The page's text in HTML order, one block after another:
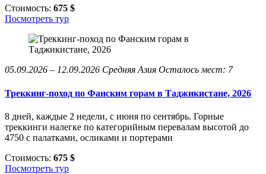
Стоимость: 675 $
Посмотреть тур
05.09.2026 – 12.09.2026 Средняя Азия Осталось мест: 7
Треккинг-поход по Фанским горам в Таджикистане, 2026
8 дней, каждые 2 недели, с июня по сентябрь. Горные
треккинги налегке по категорийным перевалам высотой до
4750 с палатками, осликами и портерами
Стоимость: 675 $
Посмотреть тур